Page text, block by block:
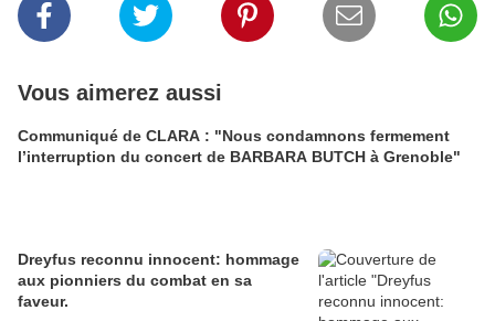
Vous aimerez aussi
Communiqué de CLARA : "Nous condamnons fermement
l’interruption du concert de BARBARA BUTCH à Grenoble"
Dreyfus reconnu innocent: hommage
aux pionniers du combat en sa
faveur.